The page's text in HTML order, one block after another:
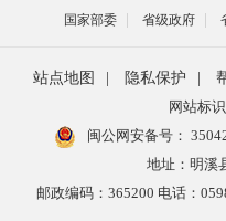
国家部委 省级政府
站点地图 隐私保护
网站标
闽公网安备号：
地址：明溪
邮政编码：365200 电话：